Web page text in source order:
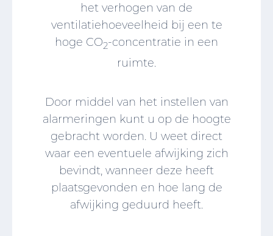
het verhogen van de
ventilatiehoeveelheid bij een te
hoge CO2-concentratie in een
ruimte.
Door middel van het instellen van
alarmeringen kunt u op de hoogte
gebracht worden. U weet direct
waar een eventuele afwijking zich
bevindt, wanneer deze heeft
plaatsgevonden en hoe lang de
afwijking geduurd heeft.